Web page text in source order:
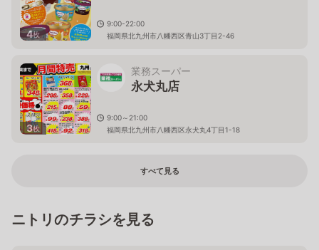
4枚
9:00-22:00
福岡県北九州市八幡西区青山3丁目2-46
3枚
業務スーパー
永犬丸店
9:00～21:00
福岡県北九州市八幡西区永犬丸4丁目1-18
すべて見る
ニトリのチラシを見る